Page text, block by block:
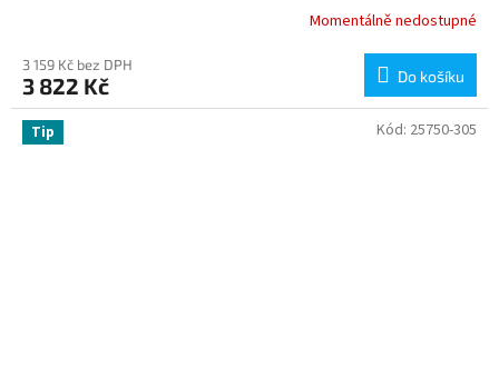
Momentálně nedostupné
3 159 Kč bez DPH
3 822 Kč Do košíku
Tip Kód: 25750-305